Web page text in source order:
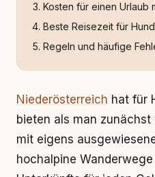
Kosten für einen Urlaub
Beste Reisezeit für
Regeln und häufige
Niederösterreich hat für
bieten als man
mit eigens
hochalpine